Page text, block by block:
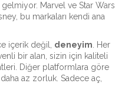
gelmiyor. Marvel ve Star Wars
bu markaları kendi ana
içerik değil, deneyim . Her
bir alan, sizin için kaliteli
Diğer platformlara göre
az zorluk. Sadece aç,